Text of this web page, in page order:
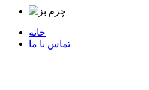
خانه
تماس با ما